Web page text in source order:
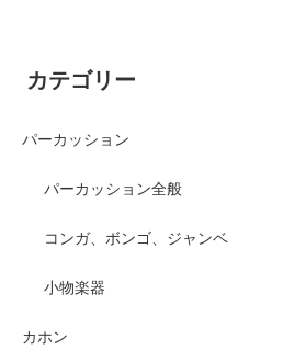
カテゴリー
パーカッション
パーカッション全般
コンガ、ボンゴ、ジャンベ
小物楽器
カホン